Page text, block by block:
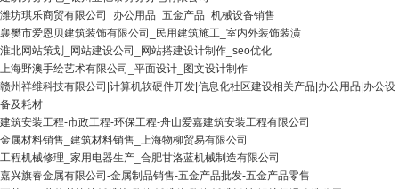
潍坊琪乐商贸有限公司_办公用品_五金产品_机械设备销售
襄樊市爱恩贝建筑装饰有限公司_民用建筑施工_室内外装饰装潢
淮北网站策划_网站建设公司_网站搭建设计制作_seo优化
上海野澳手绘艺术有限公司_平面设计_图文设计制作
赣州祥维科技有限公司|计算机软硬件开发|信息化社区建设相关产品|办公用品|办公设
备及耗材
建筑安装工程-市政工程-环保工程-舟山爱嘉建筑安装工程有限公司
金属材料销售_建筑材料销售_上海物柳贸易有限公司
工程机械修理_家用电器生产_合肥甘洛蓝机械制造有限公司
嘉兴旗春金属有限公司-金属制品销售-五金产品批发-五金产品零售